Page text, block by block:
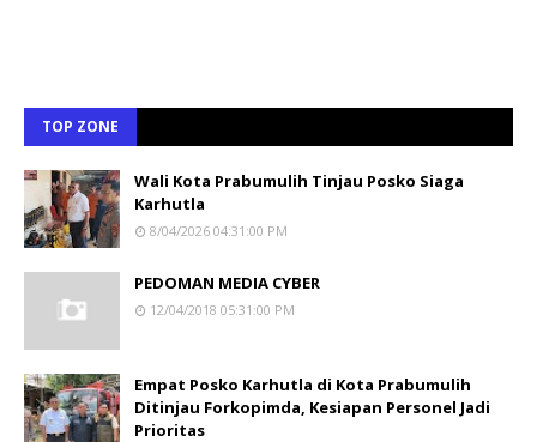
TOP ZONE
Wali Kota Prabumulih Tinjau Posko Siaga
Karhutla
8/04/2026 04:31:00 PM
PEDOMAN MEDIA CYBER
12/04/2018 05:31:00 PM
Empat Posko Karhutla di Kota Prabumulih
Ditinjau Forkopimda, Kesiapan Personel Jadi
Prioritas